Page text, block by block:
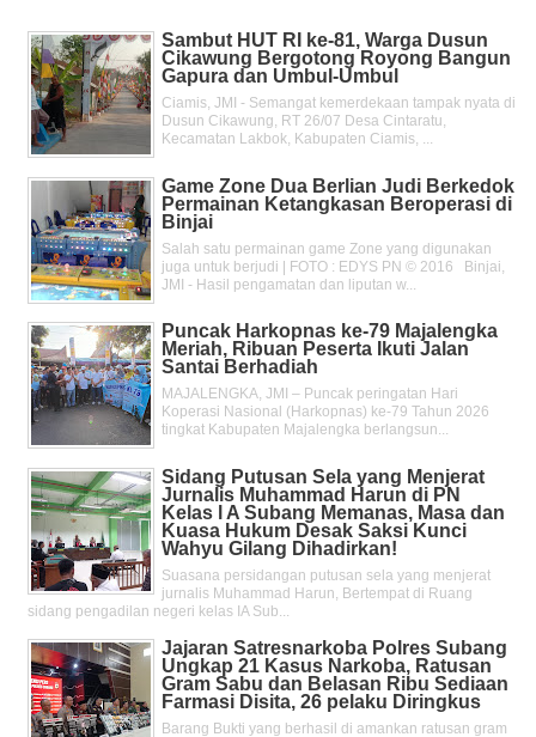
Sambut HUT RI ke-81, Warga Dusun
Cikawung Bergotong Royong Bangun
Gapura dan Umbul-Umbul
Ciamis, JMI - Semangat kemerdekaan tampak nyata di
Dusun Cikawung, RT 26/07 Desa Cintaratu,
Kecamatan Lakbok, Kabupaten Ciamis, ...
Game Zone Dua Berlian Judi Berkedok
Permainan Ketangkasan Beroperasi di
Binjai
Salah satu permainan game Zone yang digunakan
juga untuk berjudi | FOTO : EDYS PN © 2016 Binjai,
JMI - Hasil pengamatan dan liputan w...
Puncak Harkopnas ke-79 Majalengka
Meriah, Ribuan Peserta Ikuti Jalan
Santai Berhadiah
MAJALENGKA, JMI – Puncak peringatan Hari
Koperasi Nasional (Harkopnas) ke-79 Tahun 2026
tingkat Kabupaten Majalengka berlangsun...
Sidang Putusan Sela yang Menjerat
Jurnalis Muhammad Harun di PN
Kelas l A Subang Memanas, Masa dan
Kuasa Hukum Desak Saksi Kunci
Wahyu Gilang Dihadirkan!
Suasana persidangan putusan sela yang menjerat
jurnalis Muhammad Harun, Bertempat di Ruang
sidang pengadilan negeri kelas IA Sub...
Jajaran Satresnarkoba Polres Subang
Ungkap 21 Kasus Narkoba, Ratusan
Gram Sabu dan Belasan Ribu Sediaan
Farmasi Disita, 26 pelaku Diringkus
Barang Bukti yang berhasil di amankan ratusan gram